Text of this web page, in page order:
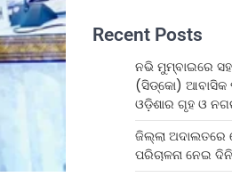
Recent Posts
ନଭି ମୁମ୍ବାଇରେ
(ସିଡ୍‌କୋ) ଆବାସିକ
ଓଡ଼ିଶାର ଗୃହ ଓ
ଜିଲ୍ଲା ଅଦାଲତରେ
ପରିଚାଳନା ନେଇ